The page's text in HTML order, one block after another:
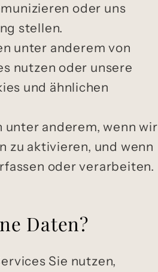
oder uns
stellen.
unter anderem von
nutzen oder unsere
und ähnlichen
unter anderem, wenn wir
zu aktivieren, und wenn
oder verarbeiten.
Daten?
Sie nutzen,